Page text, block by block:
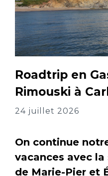
Roadtrip en
Rimouski à
24 juillet 2026
On continue
vacances avec
de Marie-Pier et